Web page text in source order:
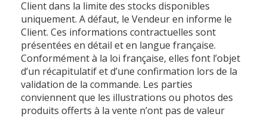
Client dans la limite des stocks disponibles
uniquement. A défaut, le Vendeur en informe le
Client. Ces informations contractuelles sont
présentées en détail et en langue française.
Conformément à la loi française, elles font l’objet
d’un récapitulatif et d’une confirmation lors de la
validation de la commande. Les parties
conviennent que les illustrations ou photos des
produits offerts à la vente n’ont pas de valeur